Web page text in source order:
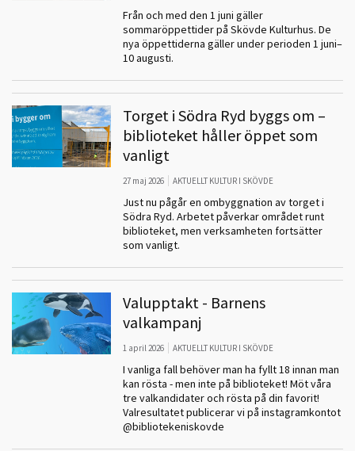
Från och med den 1 juni gäller
sommaröppettider på Skövde Kulturhus. De
nya öppettiderna gäller under perioden 1 juni–
10 augusti.
Torget i Södra Ryd byggs om –
biblioteket håller öppet som
vanligt
27 maj 2026 AKTUELLT KULTUR I SKÖVDE
Just nu pågår en ombyggnation av torget i
Södra Ryd. Arbetet påverkar området runt
biblioteket, men verksamheten fortsätter
som vanligt.
Valupptakt - Barnens
valkampanj
1 april 2026 AKTUELLT KULTUR I SKÖVDE
I vanliga fall behöver man ha fyllt 18 innan man
kan rösta - men inte på biblioteket! Möt våra
tre valkandidater och rösta på din favorit!
Valresultatet publicerar vi på instagramkontot
@bibliotekeniskovde